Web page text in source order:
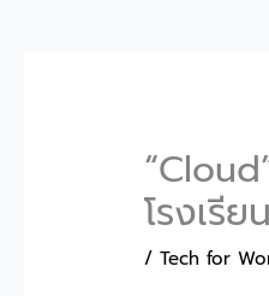
โรงเรี
/Tech for